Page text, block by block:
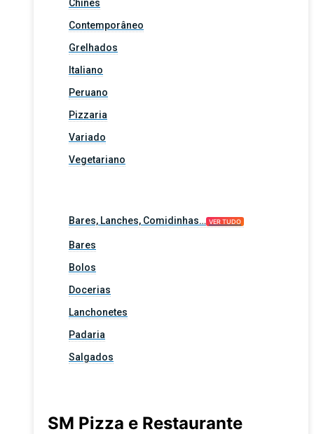
Chinês
Contemporâneo
Grelhados
Italiano
Peruano
Pizzaria
Variado
Vegetariano
Bares, Lanches, Comidinhas… VER TUDO
Bares
Bolos
Docerias
Lanchonetes
Padaria
Salgados
SM Pizza e Restaurante